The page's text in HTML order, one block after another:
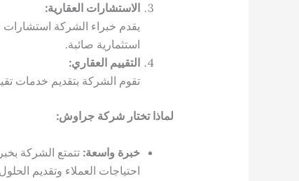
الاستشارات العقارية:
يقدم خبراء الشركة
استثمارية صائبة.
التقييم العقاري:
تقوم الشركة بتقديم خدمات
لماذا تختار شركة جراوش:
خبرة واسعة: تتمتع الشركة
احتياجات العملاء وتقديم